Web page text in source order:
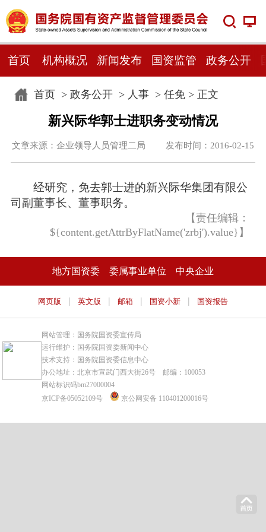
首页 机构概况 新闻发布 国资监管 政务公开
首页> 政务公开> 人事> 任免> 正文
新兴际华郭士进职务变动情况
文章来源：企业领导人员管理二局 发布时间：2016-02-15
经研究，免去郭士进的新兴际华集团有限公
司副董事长、董事职务。
【责任编辑：
${content.getAttrByFlatName('zrbj').value}】
地方国资委 委属事业单位 中央企业
网页版 | 英文版 | 邮箱 | 国资小新 | 国资报告
网站管理：国务院国资委宣传局
运行维护：国务院国资委新闻中心
技术支持：国务院国资委信息中心
办公地址：北京市宣武门西大街26号 邮编：100053
网站标识码bm27000004
京ICP备05052109号
京公网安备 110401200016号